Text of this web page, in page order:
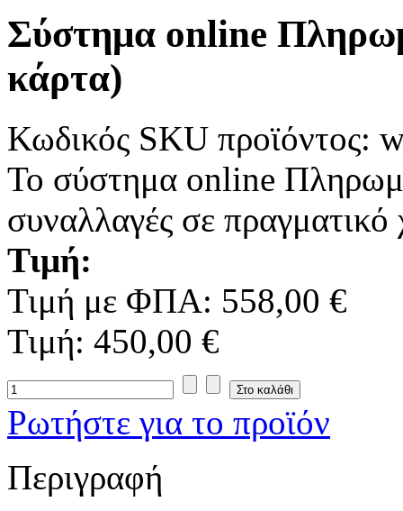
Σύστημα online
κάρτα)
Κωδικός SKU προϊόντος:
To σύστημα online
συναλλαγές σε πραγματικό
Τιμή:
Τιμή με ΦΠΑ: 558,00 €
Τιμή: 450,00 €
Ρωτήστε για το προϊόν
Περιγραφή